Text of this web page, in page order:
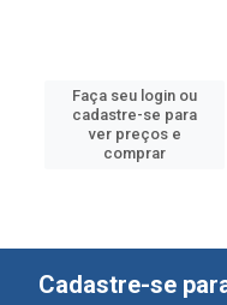
Faça seu login ou
cadastre-se para
ver preços e
comprar
Cadastre-se